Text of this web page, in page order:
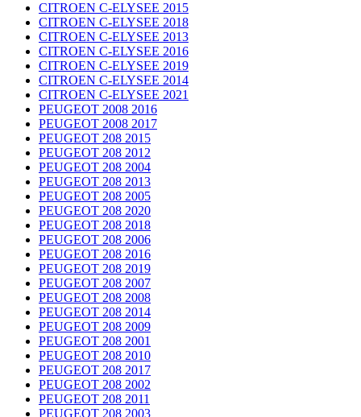
CITROEN C-ELYSEE 2015
CITROEN C-ELYSEE 2018
CITROEN C-ELYSEE 2013
CITROEN C-ELYSEE 2016
CITROEN C-ELYSEE 2019
CITROEN C-ELYSEE 2014
CITROEN C-ELYSEE 2021
PEUGEOT 2008 2016
PEUGEOT 2008 2017
PEUGEOT 208 2015
PEUGEOT 208 2012
PEUGEOT 208 2004
PEUGEOT 208 2013
PEUGEOT 208 2005
PEUGEOT 208 2020
PEUGEOT 208 2018
PEUGEOT 208 2006
PEUGEOT 208 2016
PEUGEOT 208 2019
PEUGEOT 208 2007
PEUGEOT 208 2008
PEUGEOT 208 2014
PEUGEOT 208 2009
PEUGEOT 208 2001
PEUGEOT 208 2010
PEUGEOT 208 2017
PEUGEOT 208 2002
PEUGEOT 208 2011
PEUGEOT 208 2003